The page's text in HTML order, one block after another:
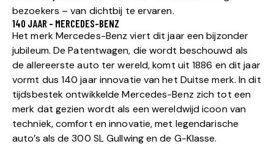
bezoekers – van dichtbij te ervaren.
140 JAAR - MERCEDES-BENZ
Het merk Mercedes-Benz viert dit jaar een bijzonder
jubileum. De Patentwagen, die wordt beschouwd als
de allereerste auto ter wereld, komt uit 1886 en dit jaar
vormt dus 140 jaar innovatie van het Duitse merk. In dit
tijdsbestek ontwikkelde Mercedes-Benz zich tot een
merk dat gezien wordt als een wereldwijd icoon van
techniek, comfort en innovatie, met legendarische
auto’s als de 300 SL Gullwing en de G-Klasse.